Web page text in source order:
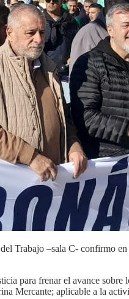
Trabajo –sala C- confirmo
para frenar el avance
Mercante; aplicable a la